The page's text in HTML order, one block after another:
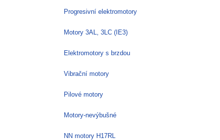
Progresivní elektromotory
Motory 3AL, 3LC (IE3)
Elektromotory s brzdou
Vibrační motory
Pilové motory
Motory-nevýbušné
NN motory H17RL